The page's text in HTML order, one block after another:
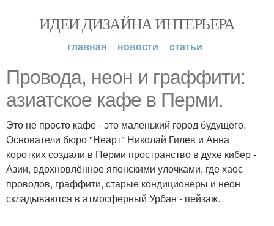
ИДЕИ ДИЗАЙНА ИНТЕРЬЕРА
главная новости статьи
Провода, неон и граффити:
азиатское кафе в Перми.
Это не просто кафе - это маленький город будущего.
Основатели бюро "Неарт" Николай Гилев и Анна
коротких создали в Перми пространство в духе кибер -
Азии, вдохновлённое японскими улочками, где хаос
проводов, граффити, старые кондиционеры и неон
складываются в атмосферный Урбан - пейзаж.